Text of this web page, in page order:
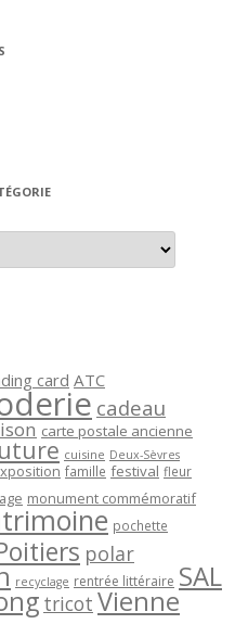
card ATC
cadeau
carte postale ancienne
cuisine Deux-Sèvres
famille festival fleur
monument commémoratif
pochette
polar
recyclage rentrée littéraire SAL
tricot Vienne